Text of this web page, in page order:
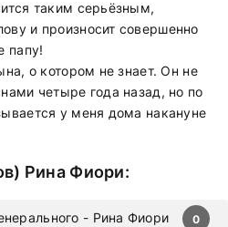
таким серьёзным,
и произносит совершенно
папу!
о котором не знает. Он не
четыре года назад, но по
у меня дома накануне
Рина Фиори:
- Рина Фиори 0